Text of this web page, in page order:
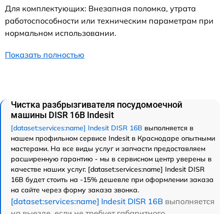
Для комплектующих: Внезапная поломка, утрата
работоспособности или техническим параметрам при
нормальном использовании.
Показать полностью
Чистка разбрызгивателя посудомоечной
машины DISR 16B Indesit
[dataset:services:name] Indesit DISR 16B выполняется в
нашем профильном сервисе Indesit в Краснодаре опытными
мастерами. На все виды услуг и запчасти предоставляем
расширенную гарантию - мы в сервисном центр уверены в
качестве наших услуг. [dataset:services:name] Indesit DISR
16B будет стоить на -15% дешевле при оформлении заказа
на сайте через форму заказа звонка.
[dataset:services:name] Indesit DISR 16B выполняется